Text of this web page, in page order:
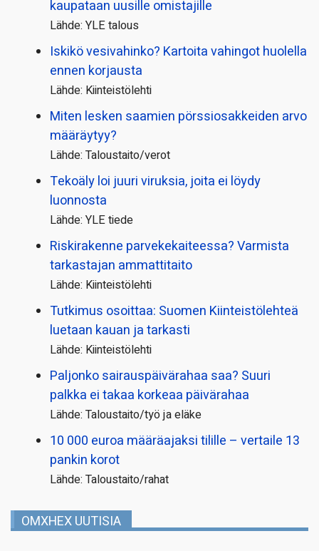
kaupataan uusille omistajille
Lähde: YLE talous
Iskikö vesivahinko? Kartoita vahingot huolella
ennen korjausta
Lähde: Kiinteistölehti
Miten lesken saamien pörssi­osakkeiden arvo
määräytyy?
Lähde: Taloustaito/verot
Tekoäly loi juuri viruksia, joita ei löydy
luonnosta
Lähde: YLE tiede
Riskirakenne parvekekaiteessa? Varmista
tarkastajan ammattitaito
Lähde: Kiinteistölehti
Tutkimus osoittaa: Suomen Kiinteistölehteä
luetaan kauan ja tarkasti
Lähde: Kiinteistölehti
Paljonko sairauspäivä­rahaa saa? Suuri
palkka ei takaa korkeaa päivärahaa
Lähde: Taloustaito/työ ja eläke
10 000 euroa määräajaksi tilille – vertaile 13
pankin korot
Lähde: Taloustaito/rahat
OMXHEX UUTISIA